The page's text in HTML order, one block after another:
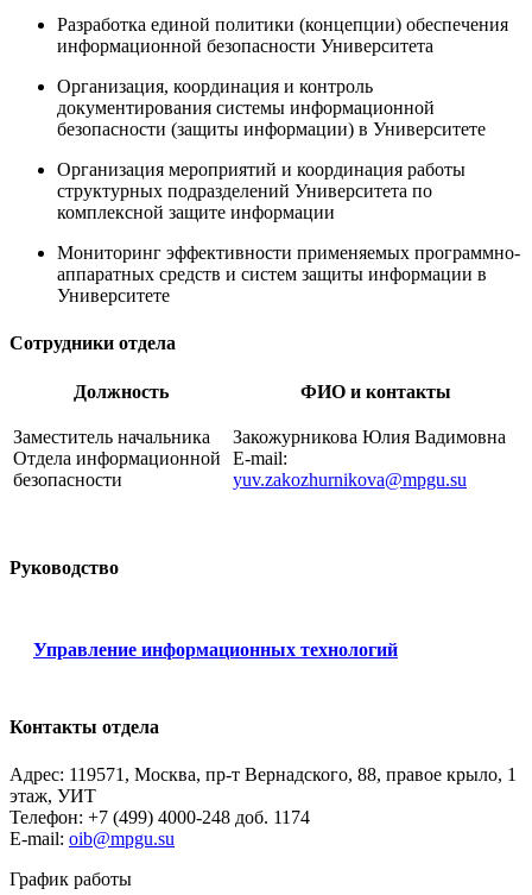
Разработка единой политики (концепции) обеспечения
информационной безопасности Университета
Организация, координация и контроль
документирования системы информационной
безопасности (защиты информации) в Университете
Организация мероприятий и координация работы
структурных подразделений Университета по
комплексной защите информации
Мониторинг эффективности применяемых программно-
аппаратных средств и систем защиты информации в
Университете
Сотрудники отдела
Должность ФИО и контакты
Заместитель начальника
Отдела информационной
безопасности
Закожурникова Юлия Вадимовна
E-mail:
yuv.zakozhurnikova@mpgu.su
Руководство
Управление информационных технологий
Контакты отдела
Адрес: 119571, Москва, пр-т Вернадского, 88, правое крыло, 1
этаж, УИТ
Телефон: +7 (499) 4000-248 доб. 1174
E-mail: oib@mpgu.su
График работы